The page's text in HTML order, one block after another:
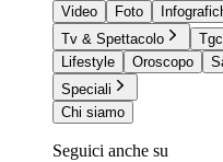
Video
Foto
Tv & Spettacolo
Lifestyle
Oroscopo
Speciali
Chi siamo
Seguici anche su